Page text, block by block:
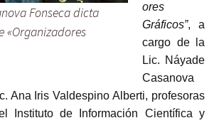
Fonseca dicta
«Organizadores
ores
Gráficos”, a
cargo de la
Lic. Náyade
Casanova
Ana Iris Valdespino Alberti, profesoras
Instituto de Información Científica y